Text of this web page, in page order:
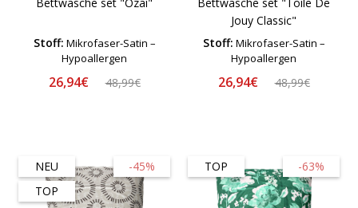
Stoff: Mikrofaser-Satin –
Hypoallergen
26,94€ 48,99€
Jouy Classic"
Stoff: Mikrofaser-Satin –
Hypoallergen
26,94€ 48,99€
-45%
NEU
TOP
-63%
TOP